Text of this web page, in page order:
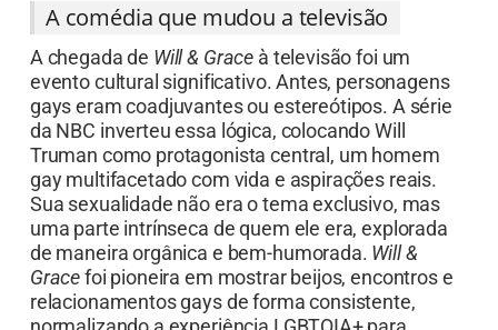
A comédia que mudou a televisão
A chegada de Will & Grace à televisão foi um
evento cultural significativo. Antes, personagens
gays eram coadjuvantes ou estereótipos. A série
da NBC inverteu essa lógica, colocando Will
Truman como protagonista central, um homem
gay multifacetado com vida e aspirações reais.
Sua sexualidade não era o tema exclusivo, mas
uma parte intrínseca de quem ele era, explorada
de maneira orgânica e bem-humorada. Will &
Gracefoi pioneira em mostrar beijos, encontros e
relacionamentos gays de forma consistente,